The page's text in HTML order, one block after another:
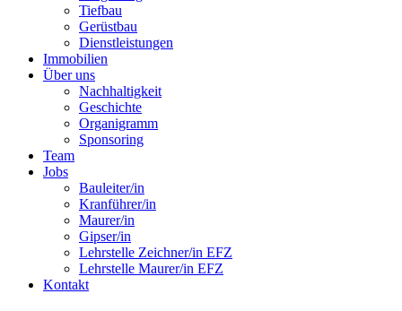
Tiefbau
Gerüstbau
Dienstleistungen
Immobilien
Über uns
Nachhaltigkeit
Geschichte
Organigramm
Sponsoring
Team
Jobs
Bauleiter/in
Kranführer/in
Maurer/in
Gipser/in
Lehrstelle Zeichner/in EFZ
Lehrstelle Maurer/in EFZ
Kontakt